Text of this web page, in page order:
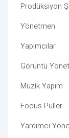
Prodüksiyon
Görüntü
Müzik
Focus
Yardımcı